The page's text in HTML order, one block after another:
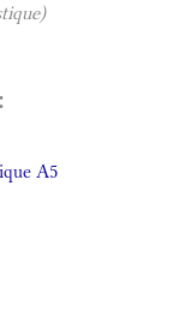
A5